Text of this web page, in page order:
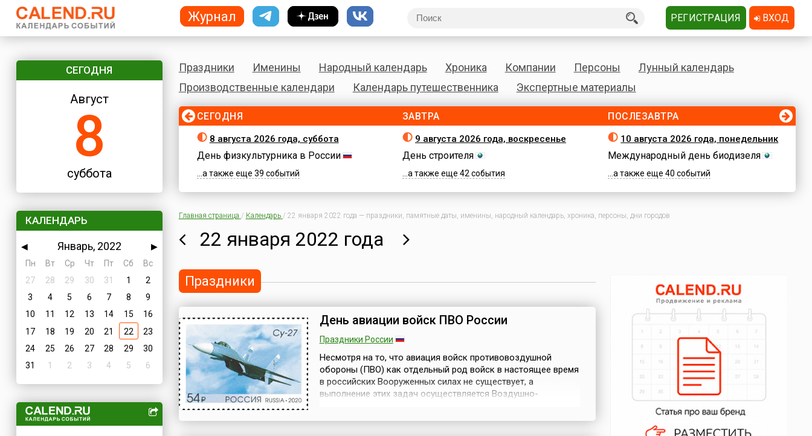
СЕГОДНЯ
Август
8
суббота
КАЛЕНДАРЬ
◀ Январь, 2022
▶
Пн
Вт Ср Чт Пт Сб
Вс
27
28 29 30 31 1
2
3
4 5 6 7 8
9
10
11 12 13 14 15
16
17
18 19 20 21 22
23
24
25 26 27 28 29
30
31
1 2 3 4 5 6
Праздники Именины Народный календарь Хроника Компании Персоны
Лунный календарь
Производственные календари
Календарь путешественника Экспертные материалы
СЕГОДНЯ
8 августа 2026 года, суббота
День физкультурника в России
...а также еще 39 событий
ЗАВТРА
9 августа 2026 года, воскресенье
День строителя
...а также еще 42 события
ПОСЛЕЗАВТРА
10 августа 2026 года, понедельник
Международный день биодизеля
...а также еще 40 событий
Главная страница / Календарь / 22 января 2022 года — праздники, памятные даты, именины, народный календарь, хроника, персоны, дни городов
22 января 2022 года
Праздники
День авиации войск ПВО России
Праздники России
Несмотря на то, что авиация войск противовоздушной
обороны (ПВО) как отдельный род войск в настоящее время
в российских Вооруженных силах не существует, а
выполнение этих задач осуществляется Воздушно-
Журнал РЕГИСТРАЦИЯ ВХОД